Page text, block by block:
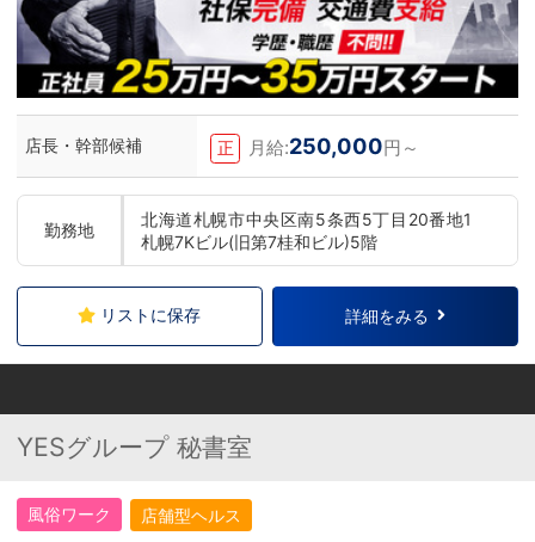
店長・幹部候補 正 月給:250,000円～
勤務地
北海道札幌市中央区南5条西5丁目20番地1
札幌7Kビル(旧第7桂和ビル)5階
リストに保存 詳細をみる
YESグループ 秘書室
風俗ワーク 店舗型ヘルス